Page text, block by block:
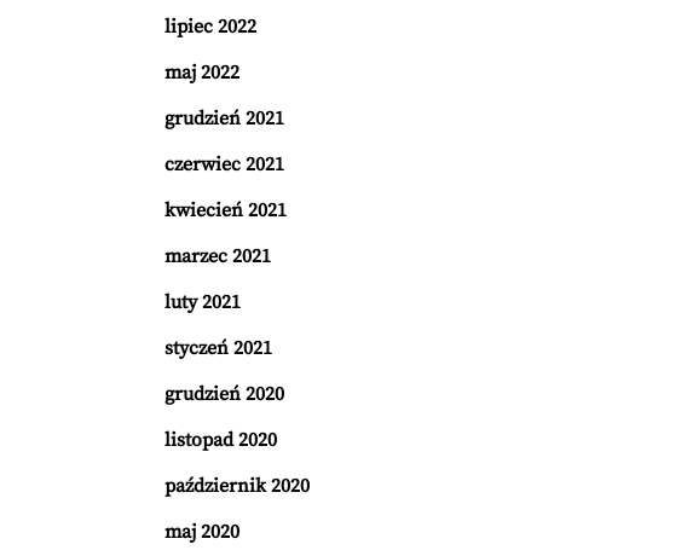
lipiec 2022
maj 2022
grudzień 2021
czerwiec 2021
kwiecień 2021
marzec 2021
luty 2021
styczeń 2021
grudzień 2020
listopad 2020
październik 2020
maj 2020